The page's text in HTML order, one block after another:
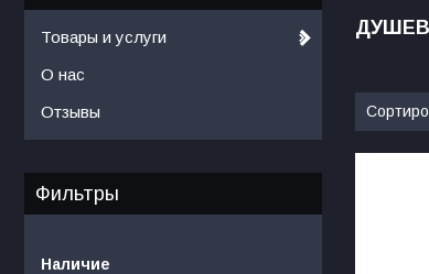
Товары и услуги
О нас
Отзывы
Фильтры
Наличие